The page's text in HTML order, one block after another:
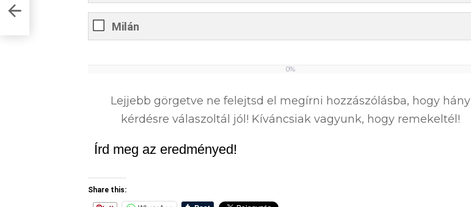
Milán
0%
Lejjebb görgetve ne felejtsd el megírni hozzászólásba, hogy hány
kérdésre válaszoltál jól! Kíváncsiak vagyunk, hogy remekeltél!
Írd meg az eredményed!
Share this: